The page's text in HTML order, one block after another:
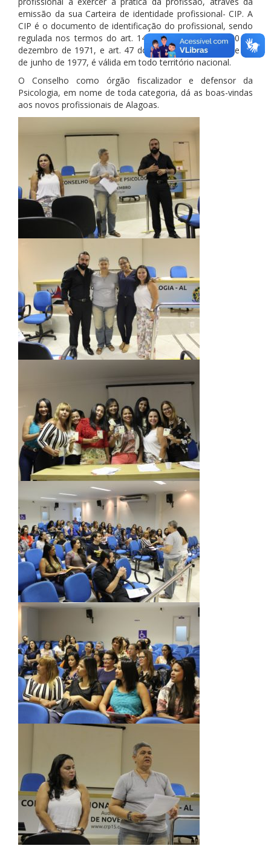
emissão da sua Carteira de identidade profissional- CIP. A
CIP é o documento de identificação do profissional, sendo
regulada nos termos do art. 14 da Lei n° 5.766 de 20 de
dezembro de 1971, e art. 47 do Decreto n° 79.822, de 17
de junho de 1977, é válida em todo território nacional.
O Conselho como órgão fiscalizador e defensor da
Psicologia, em nome de toda categoria, dá as boas-vindas
aos novos profissionais de Alagoas.